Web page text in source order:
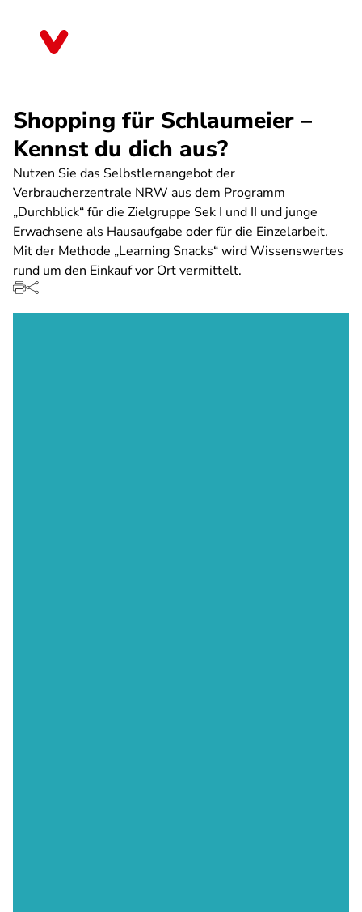
Shopping für Schlaumeier –
Kennst du dich aus?
Nutzen Sie das Selbstlernangebot der
Verbraucherzentrale NRW aus dem Programm
„Durchblick“ für die Zielgruppe Sek I und II und junge
Erwachsene als Hausaufgabe oder für die Einzelarbeit.
Mit der Methode „Learning Snacks“ wird Wissenswertes
rund um den Einkauf vor Ort vermittelt.